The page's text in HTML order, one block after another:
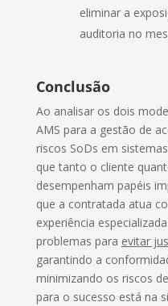
eliminar a
auditoria no
Conclusão
Ao analisar os dois
AMS para a gestão de
riscos SoDs em
que tanto o cliente
desempenham papéis
que a contratada atua
experiência
problemas para evitar
garantindo a
minimizando os riscos
para o sucesso está na